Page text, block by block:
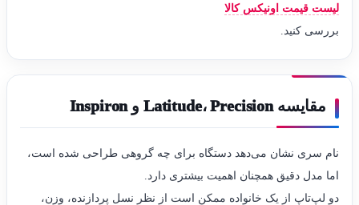
لیست قیمت اونیکس کالا
بررسی کنید.
مقایسه Latitude، Precision و Inspiron
نام سری نشان می‌دهد دستگاه برای چه گروهی طراحی شده است،
اما مدل دقیق همچنان اهمیت بیشتری دارد.
دو لپ‌تاپ از یک خانواده ممکن است از نظر نسل پردازنده، وزن،